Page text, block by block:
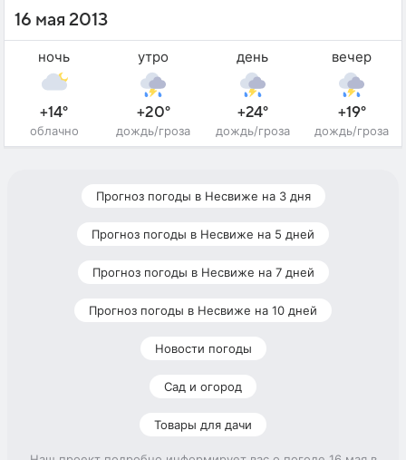
16 мая 2013
ночь
+14°
облачно
утро
+20°
дождь/гроза
день
+24°
дождь/гроза
вечер
+19°
дождь/гроза
Прогноз погоды в Несвиже на 3 дня
Прогноз погоды в Несвиже на 5 дней
Прогноз погоды в Несвиже на 7 дней
Прогноз погоды в Несвиже на 10 дней
Новости погоды
Сад и огород
Товары для дачи